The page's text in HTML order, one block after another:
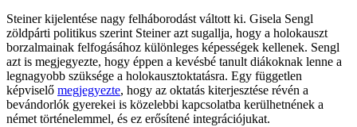
Steiner kijelentése nagy felháborodást váltott ki. Gisela Sengl
zöldpárti politikus szerint Steiner azt sugallja, hogy a holokauszt
borzalmainak felfogásához különleges képességek kellenek. Sengl
azt is megjegyezte, hogy éppen a kevésbé tanult diákoknak lenne a
legnagyobb szüksége a holokausztoktatásra. Egy független
képviselő megjegyezte, hogy az oktatás kiterjesztése révén a
bevándorlók gyerekei is közelebbi kapcsolatba kerülhetnének a
német történelemmel, és ez erősítené integrációjukat.